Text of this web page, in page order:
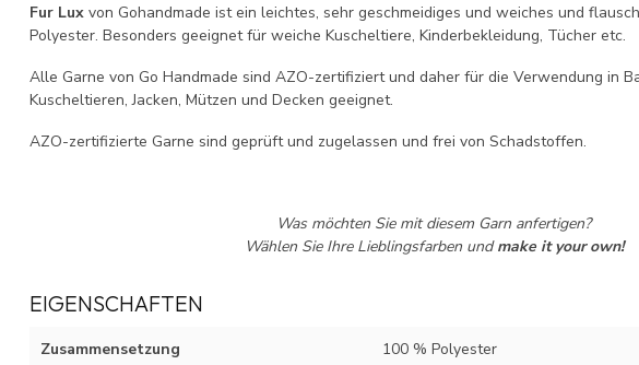
Fur Lux von Gohandmade ist ein leichtes, sehr geschmeidiges und weiches und
Polyester. Besonders geeignet für weiche Kuscheltiere, Kinderbekleidung, Tücher etc.
Alle Garne von Go Handmade sind AZO-zertifiziert und daher für die Verwendung in
Kuscheltieren, Jacken, Mützen und Decken geeignet.
AZO-zertifizierte Garne sind geprüft und zugelassen und frei von Schadstoffen.
Was möchten Sie mit diesem Garn anfertigen?
Wählen Sie Ihre Lieblingsfarben und make it your own!
EIGENSCHAFTEN
Zusammensetzung 100 % Polyester